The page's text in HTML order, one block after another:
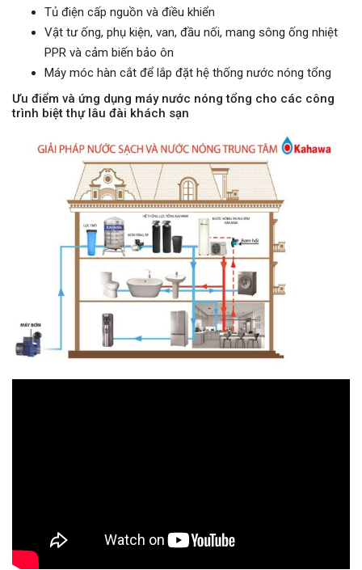
Tủ điện cấp nguồn và điều khiển
Vật tư ống, phụ kiện, van, đầu nối, mang sông ống nhiệt
PPR và cảm biến bảo ôn
Máy móc hàn cắt để lắp đặt hệ thống nước nóng tổng
Ưu điểm và ứng dụng máy nước nóng tổng cho các công
trình biệt thự lâu đài khách sạn